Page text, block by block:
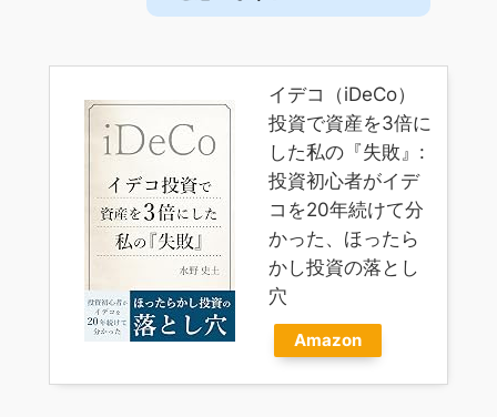
イデコ（iDeCo）
投資で資産を3倍に
した私の『失敗』:
投資初心者がイデ
コを20年続けて分
かった、ほったら
かし投資の落とし
穴
Amazon